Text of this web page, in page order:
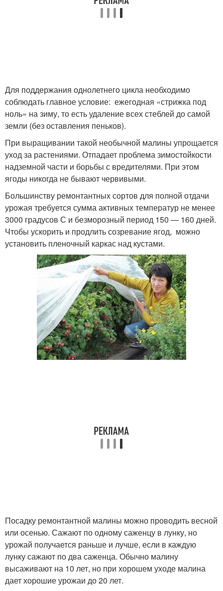
Для поддержания однолетнего цикла необходимо
соблюдать главное условие: ежегодная «стрижка под
ноль» на зиму, то есть удаление всех стеблей до самой
земли (без оставления пеньков).
При выращивании такой необычной малины упрощается
уход за растениями. Отпадает проблема зимостойкости
надземной части и борьбы с вредителями. При этом
ягоды никогда не бывают червивыми.
Большинству ремонтантных сортов для полной отдачи
урожая требуется сумма активных температур не менее
3000 градусов С и безморозный период 150 — 160 дней.
Чтобы ускорить и продлить созревание ягод, можно
установить пленочный каркас над кустами.
Посадку ремонтантной малины можно проводить весной
или осенью. Сажают по одному саженцу в лунку, но
урожай получается раньше и лучше, если в каждую
лунку сажают по два саженца. Обычно малину
высаживают на 10 лет, но при хорошем уходе малина
дает хорошие урожаи до 20 лет.